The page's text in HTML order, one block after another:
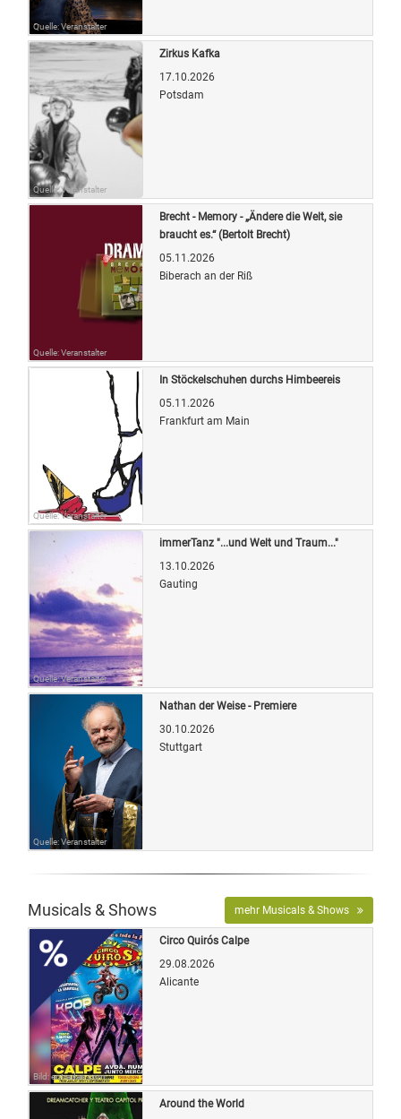
Quelle: Veranstalter
Quelle: Veranstalter
Zirkus Kafka
17.10.2026
Potsdam
Quelle: Veranstalter
Brecht - Memory - „Ändere die Welt, sie
braucht es.“ (Bertolt Brecht)
05.11.2026
Biberach an der Riß
Quelle: Veranstalter
In Stöckelschuhen durchs Himbeereis
05.11.2026
Frankfurt am Main
Quelle: Veranstalter
immerTanz "...und Welt und Traum..."
13.10.2026
Gauting
Quelle: Veranstalter
Nathan der Weise - Premiere
30.10.2026
Stuttgart
Musicals & Shows mehr Musicals & Shows
Bild: entradas.com
Circo Quirós Calpe
29.08.2026
Alicante
Around the World